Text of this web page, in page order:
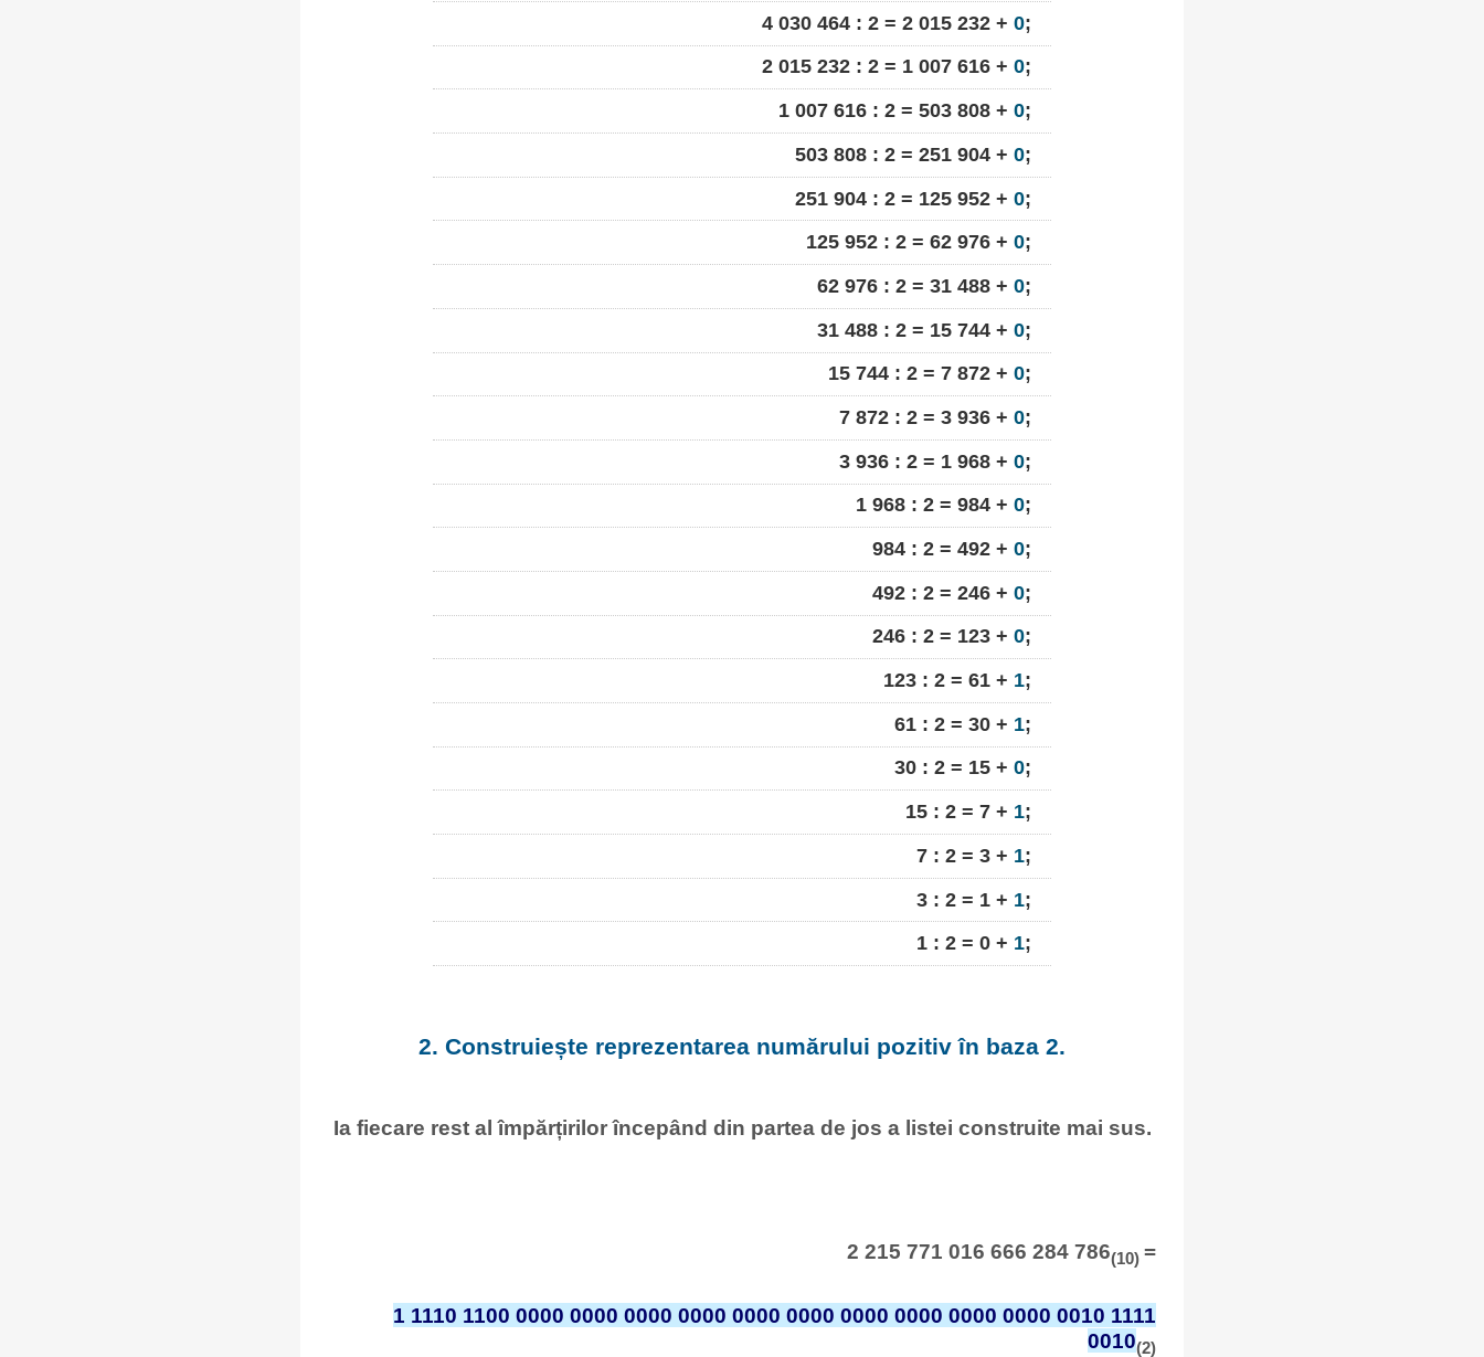
4 030 464 : 2 = 2 015 232 + 0;
2 015 232 : 2 = 1 007 616 + 0;
1 007 616 : 2 = 503 808 + 0;
503 808 : 2 = 251 904 + 0;
251 904 : 2 = 125 952 + 0;
125 952 : 2 = 62 976 + 0;
62 976 : 2 = 31 488 + 0;
31 488 : 2 = 15 744 + 0;
15 744 : 2 = 7 872 + 0;
7 872 : 2 = 3 936 + 0;
3 936 : 2 = 1 968 + 0;
1 968 : 2 = 984 + 0;
984 : 2 = 492 + 0;
492 : 2 = 246 + 0;
246 : 2 = 123 + 0;
123 : 2 = 61 + 1;
61 : 2 = 30 + 1;
30 : 2 = 15 + 0;
15 : 2 = 7 + 1;
7 : 2 = 3 + 1;
3 : 2 = 1 + 1;
1 : 2 = 0 + 1;
2. Construiește reprezentarea numărului pozitiv în baza 2.
Ia fiecare rest al împărțirilor începând din partea de jos a listei construite mai sus.
2 215 771 016 666 284 786(10) =
1 1110 1100 0000 0000 0000 0000 0000 0000 0000 0000 0000 0000 0010 1111
0010(2)